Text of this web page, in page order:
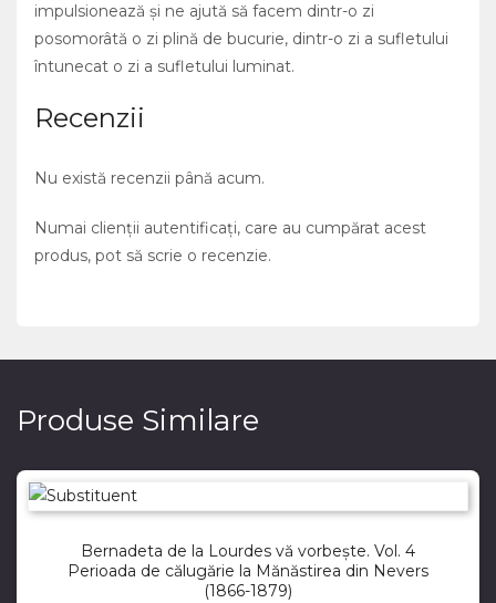
impulsionează şi ne ajută să facem dintr-o zi
posomorâtă o zi plină de bucurie, dintr-o zi a sufletului
întunecat o zi a sufletului luminat.
Recenzii
Nu există recenzii până acum.
Numai clienții autentificați, care au cumpărat acest
produs, pot să scrie o recenzie.
Produse Similare
Bernadeta de la Lourdes vă vorbește. Vol. 4
Perioada de călugărie la Mănăstirea din Nevers
(1866-1879)